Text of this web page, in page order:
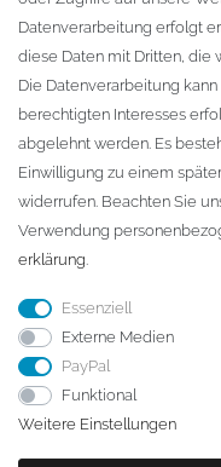
Fa. Steffen Jost
Söbrigener Weg 50
D-01796 Pirna
Telefon:+49 (0)3501 507295
info@dach-teufel.de
Datenverarbeitung erfolgt
diese Daten mit Dritten, die
Die Datenverarbeitung
berechtigten Interesses
abgelehnt werden. Es
Einwilligung zu einem
widerrufen. Beachten Sie
Verwendung
erklärung.
Essenziell
Externe Medien
PayPal
Funktional
Weitere Einstellungen